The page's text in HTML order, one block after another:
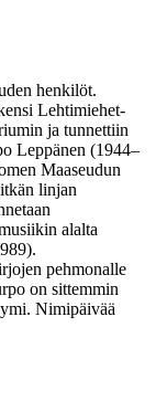
henkilöt.
Lehtimiehet-
ja tunnettiin
Leppänen (1944–
Maaseudun
linjan
alalta
pehmonalle
on sittemmin
Nimipäivää